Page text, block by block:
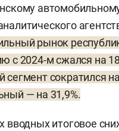
рынок
с 2024-м сжался на
сегмент сократился
— на 31,9%.
вводных итоговое